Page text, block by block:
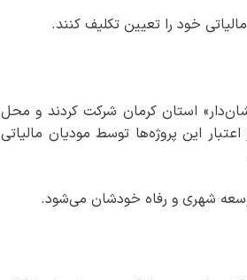
خود را تعیین تکلیف کنند.
۹۲۱۱ نفر در طرح «پروژه‌های نشان‌دار» استان کرمان شرکت کردند و محل
خود را تعیین نمودند که به‌طور میانگین ۵۰ درصد از اعتبار این پروژه‌ها توسط مودیان مالیاتی
توسعه شهری و رفاه خودشان می‌شود.